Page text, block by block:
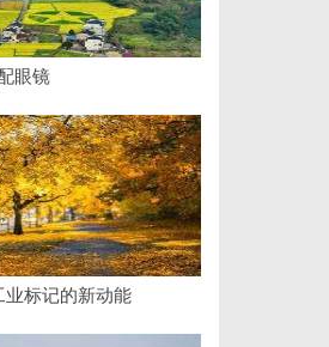
眼镜
业标记的新动能